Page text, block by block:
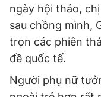
ngày hội thảo,
sau chồng mình,
trọn các phiên
đề quốc tế.
Người phụ nữ